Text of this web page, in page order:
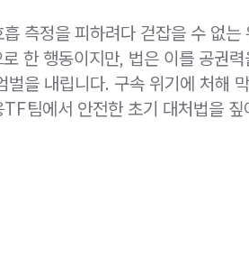
측정을 피하려다 걷잡을 수 없는
한 행동이지만, 법은 이를 공권
을 내립니다. 구속 위기에 처해
팀에서 안전한 초기 대처법을 짚